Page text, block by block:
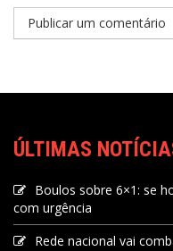
ÚLTIMAS
Boulos sobre 6×1: se
com urgência
Rede nacional vai